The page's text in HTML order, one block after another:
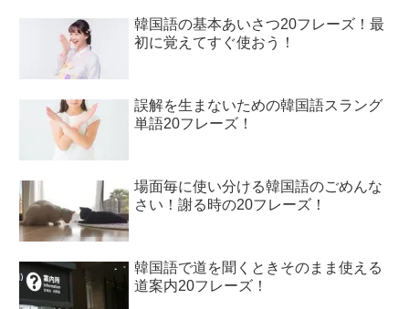
韓国語の基本あいさつ20フレーズ！最
初に覚えてすぐ使おう！
誤解を生まないための韓国語スラング
単語20フレーズ！
場面毎に使い分ける韓国語のごめんな
さい！謝る時の20フレーズ！
韓国語で道を聞くときそのまま使える
道案内20フレーズ！